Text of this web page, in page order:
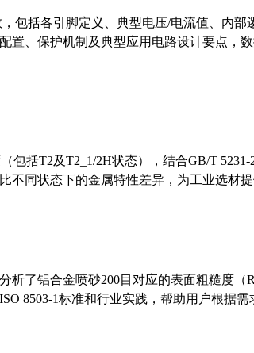
包括各引脚定义、典型电压/电流值、内部
置、保护机制及典型应用电路设计要点，
括T2及T2_1/2H状态），结合GB/T 5231-
不同状态下的金属特性差异，为工业选材提
了铝合金喷砂200目对应的表面粗糙度（
8503-1标准和行业实践，帮助用户根据